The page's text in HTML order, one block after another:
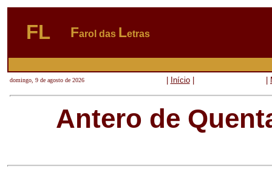
FL Farol das Letras
domingo, 9 de agosto de 2026 Início|
Antero de